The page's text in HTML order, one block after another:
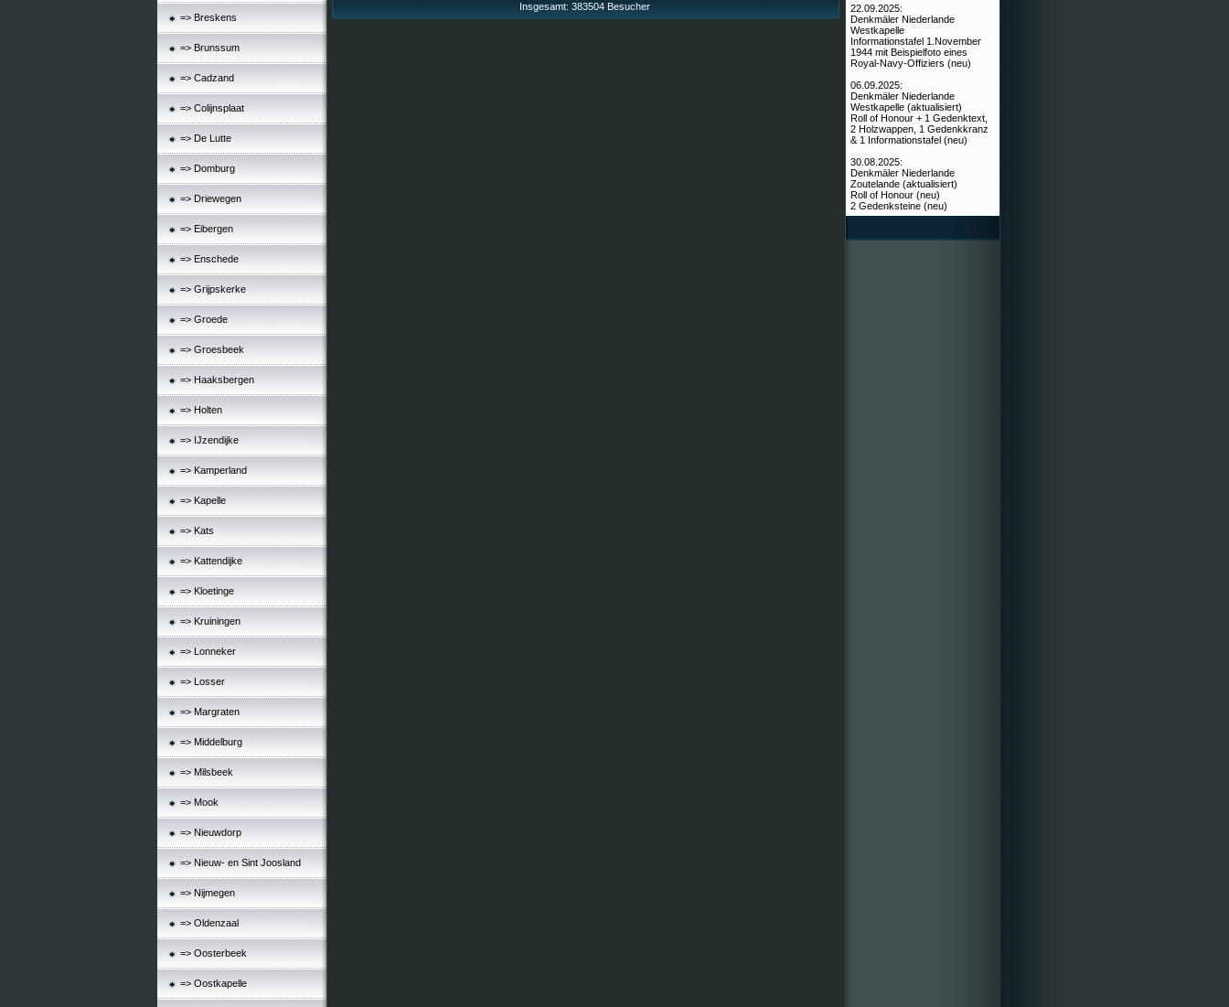
=> Breskens
=> Brunssum
=> Cadzand
=> Colijnsplaat
=> De Lutte
=> Domburg
=> Driewegen
=> Eibergen
=> Enschede
=> Grijpskerke
=> Groede
=> Groesbeek
=> Haaksbergen
=> Holten
=> IJzendijke
=> Kamperland
=> Kapelle
=> Kats
=> Kattendijke
=> Kloetinge
=> Kruiningen
=> Lonneker
=> Losser
=> Margraten
=> Middelburg
=> Milsbeek
=> Mook
=> Nieuwdorp
=> Nieuw- en Sint Joosland
=> Nijmegen
=> Oldenzaal
=> Oosterbeek
=> Oostkapelle
Insgesamt: 383504 Besucher
22.09.2025:
Denkmäler Niederlande
Westkapelle
Informationstafel 1.November
1944 mit Beispielfoto eines
Royal-Navy-Offiziers (neu)
06.09.2025:
Denkmäler Niederlande
Westkapelle (aktualisiert)
Roll of Honour + 1 Gedenktext,
2 Holzwappen, 1 Gedenkkranz
& 1 Informationstafel (neu)
30.08.2025:
Denkmäler Niederlande
Zoutelande (aktualisiert)
Roll of Honour (neu)
2 Gedenksteine (neu)